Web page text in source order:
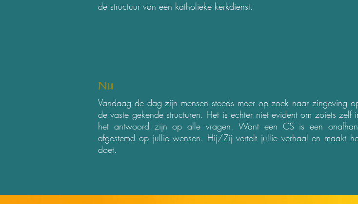
de structuur van een katholieke kerkdienst.
Nu
Vandaag de dag zijn mensen steeds meer op zoek naar zingeving
de vaste gekende structuren. Het is echter niet evident om zoiets
het antwoord zijn op alle vragen. Want een CS is een
afgestemd op jullie wensen. Hij/Zij vertelt jullie verhaal en maakt
doet.